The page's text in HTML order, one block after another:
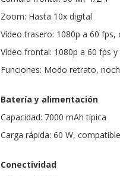
Zoom: Hasta 10x digital
Vídeo trasero: 1080p a 60
Vídeo frontal: 1080p a 60 fps
Funciones: Modo retrato,
Batería y alimentación
Capacidad: 7000 mAh típica
Carga rápida: 60 W,
Conectividad